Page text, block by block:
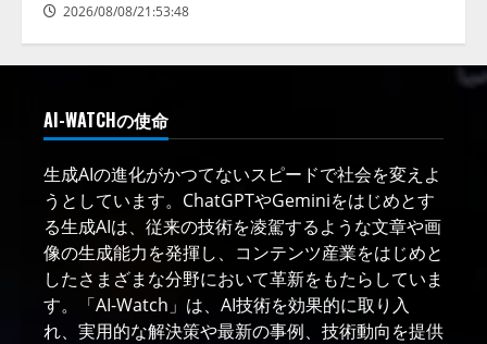
2026/08/08/21:53:48
AI-WATCHの使命
生成AIの進化がかつてないスピードで社会を変えよ
うとしています。ChatGPTやGeminiをはじめとす
る生成AIは、従来の技術を凌駕するような文章や画
像の生成能力を発揮し、コンテンツ産業をはじめと
したさまざまな分野において革新をもたらしていま
す。「AI-Watch」は、AI技術を効果的に取り入
れ、実用的な解決策や最新の事例、技術動向を提供